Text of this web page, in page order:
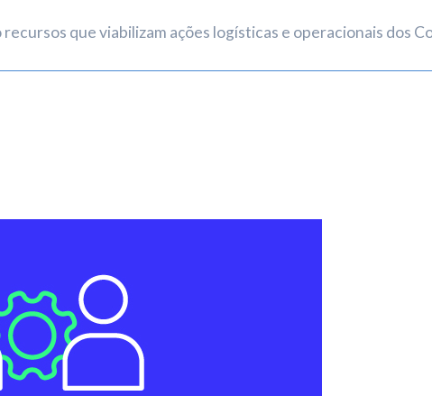
que viabilizam ações logísticas e operacionais dos